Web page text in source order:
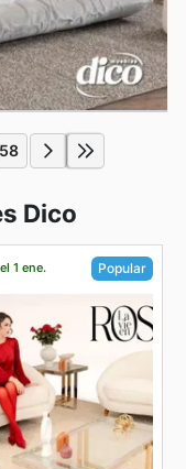
58
Dico
1 ene. Popular